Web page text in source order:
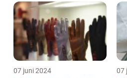
07 juni 2024 07